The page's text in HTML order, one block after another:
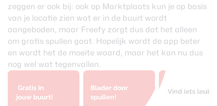
zeggen er ook bij: ook op Marktplaats kun je op basis
van je locatie zien wat er in de buurt wordt
aangeboden, maar Freefy zorgt dus dat het alleen
om gratis spullen gaat. Hopelijk wordt de app beter
en wordt het de moeite waard, maar het kan nu dus
nog wel wat tegenvallen.